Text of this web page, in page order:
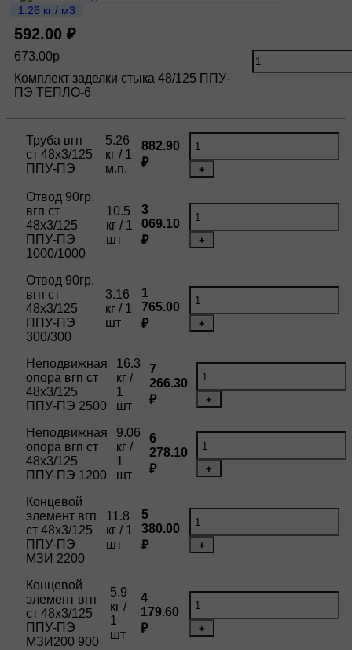
1.26 кг / м3
592.00 ₽
673.00р
Комплект заделки стыка 48/125 ППУ-
ПЭ ТЕПЛО-6
Труба вгп
ст 48х3/125
ППУ-ПЭ
5.26
кг / 1
м.п.
882.90
₽
+
Отвод 90гр.
вгп ст
48х3/125
ППУ-ПЭ
1000/1000
10.5
кг / 1
шт
3
069.10
₽
+
Отвод 90гр.
вгп ст
48х3/125
ППУ-ПЭ
300/300
3.16
кг / 1
шт
1
765.00
₽
+
Неподвижная
опора вгп ст
48х3/125
ППУ-ПЭ 2500
16.3
кг /
1
шт
7
266.30
₽
+
Неподвижная
опора вгп ст
48х3/125
ППУ-ПЭ 1200
9.06
кг /
1
шт
6
278.10
₽
+
Концевой
элемент вгп
ст 48х3/125
ППУ-ПЭ
МЗИ 2200
11.8
кг / 1
шт
5
380.00
₽
+
Концевой
элемент вгп
ст 48х3/125
ППУ-ПЭ
МЗИ200 900
5.9
кг /
1
шт
4
179.60
₽
+